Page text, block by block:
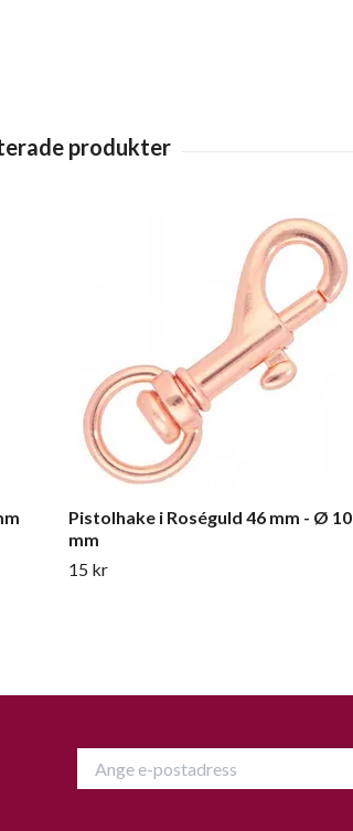
Pistolhake i Roséguld 46 mm - Ø 10
mm
15 kr